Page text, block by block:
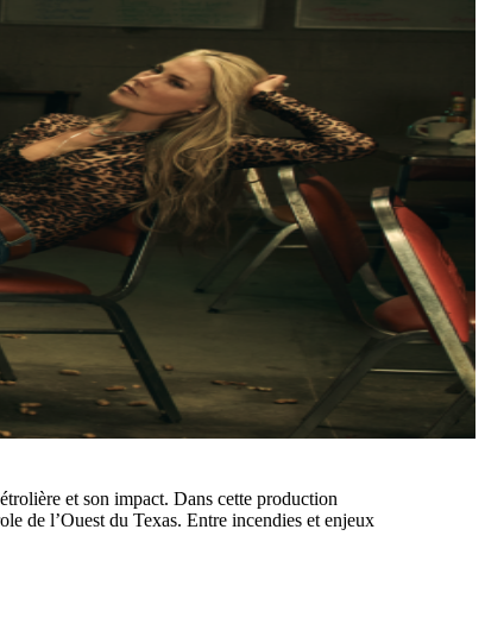
et son impact. Dans cette production
de l’Ouest du Texas. Entre incendies et enjeux